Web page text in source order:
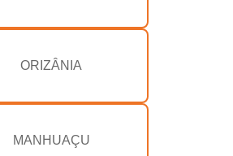
ORIZÂNIA
MANHUAÇU